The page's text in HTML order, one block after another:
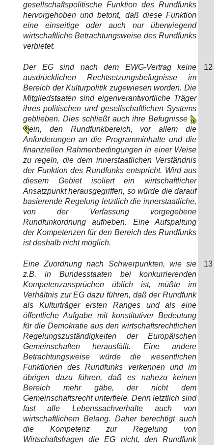
gesellschaftspolitische Funktion des Rundfunks
hervorgehoben und betont, daß diese Funktion
eine einseitige oder auch nur überwiegend
wirtschaftliche Betrachtungsweise des Rundfunks
verbietet.
Der EG sind nach dem EWG-Vertrag keine
ausdrücklichen Rechtsetzungsbefugnisse im
Bereich der Kulturpolitik zugewiesen worden. Die
Mitgliedstaaten sind eigenverantwortliche Träger
ihres politischen und gesellschaftlichen Systems
geblieben. Dies schließt auch ihre Befugnisse
ein, den Rundfunkbereich, vor allem die
Anforderungen an die Programminhalte und die
finanziellen Rahmenbedingungen in einer Weise
zu regeln, die dem innerstaatlichen Verständnis
der Funktion des Rundfunks entspricht. Wird aus
diesem Gebiet isoliert ein wirtschaftlicher
Ansatzpunkt herausgegriffen, so würde die darauf
basierende Regelung letztlich die innerstaatliche,
von der Verfassung vorgegebene
Rundfunkordnung aufheben. Eine Aufspaltung
der Kompetenzen für den Bereich des Rundfunks
ist deshalb nicht möglich.
12
Eine Zuordnung nach Schwerpunkten, wie sie
z.B. in Bundesstaaten bei konkurrierenden
Kompetenzansprüchen üblich ist, müßte im
Verhältnis zur EG dazu führen, daß der Rundfunk
als Kulturträger ersten Ranges und als eine
öffentliche Aufgabe mit konstitutiver Bedeutung
für die Demokratie aus den wirtschaftsrechtlichen
Regelungszuständigkeiten der Europäischen
Gemeinschaften herausfällt. Eine andere
Betrachtungsweise würde die wesentlichen
Funktionen des Rundfunks verkennen und im
übrigen dazu führen, daß es nahezu keinen
Bereich mehr gäbe, der nicht dem
Gemeinschaftsrecht unterfiele. Denn letztlich sind
fast alle Lebenssachverhalte auch von
wirtschaftlichem Belang. Daher berechtigt auch
die Kompetenz zur Regelung von
Wirtschaftsfragen die EG nicht, den Rundfunk
13